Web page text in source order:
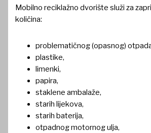
Mobilno reciklažno dvorište služi za
količina:
problematičnog (opasnog)
plastike,
limenki,
papira,
staklene ambalaže,
starih lijekova,
starih baterija,
otpadnog motornog ulja,